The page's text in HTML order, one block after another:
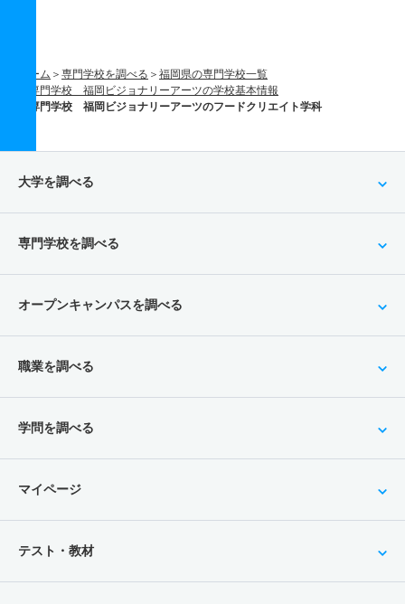
ホーム 専門学校を調べる
福岡県の専門学校一覧
専門学校 福岡ビジョナリーアーツの学校基本情報
専門学校 福岡ビジョナリーアーツのフードクリエイト学科
大学を調べる
専門学校を調べる
オープンキャンパスを調べる
職業を調べる
学問を調べる
マイページ
テスト・教材